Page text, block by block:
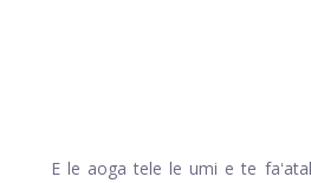
E le aoga tele le umi e te